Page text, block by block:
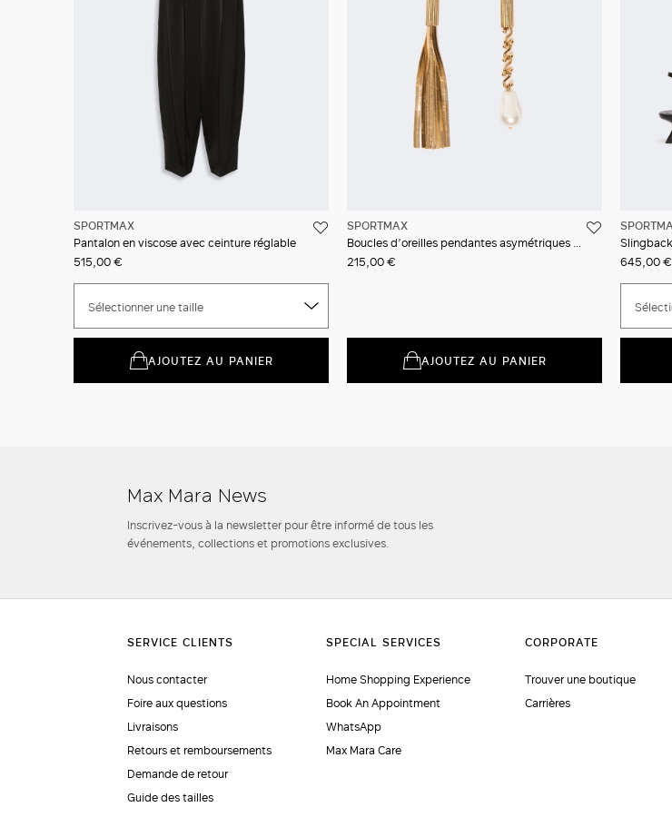
SPORTMAX
Pantalon en viscose avec ceinture réglable
515,00 €
Sélectionner une taille
AJOUTEZ AU PANIER
SPORTMAX
Boucles d’oreilles pendantes asymétriques en métal
215,00 €
AJOUTEZ AU PANIER
645,00 €
Max Mara News
Inscrivez-vous à la newsletter pour être informé de tous les
événements, collections et promotions exclusives.
Nous contacter
Foire aux questions
Livraisons
Retours et remboursements
Demande de retour
Guide des tailles
Home Shopping Experience
Book An Appointment
WhatsApp
Max Mara Care
Trouver une boutique
Carrières